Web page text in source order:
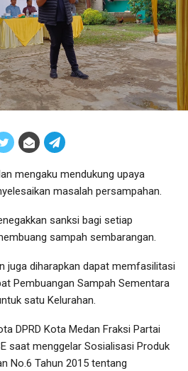
mengaku mendukung upaya
masalah persampahan.
sanksi bagi setiap
sampah sembarangan.
juga diharapkan dapat memfasilitasi
Pembuangan Sampah Sementara
satu Kelurahan.
DPRD Kota Medan Fraksi Partai
saat menggelar Sosialisasi Produk
No.6 Tahun 2015 tentang